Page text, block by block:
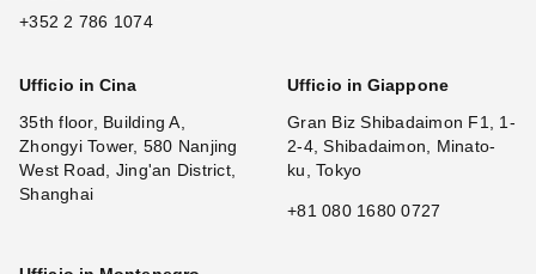
+352 2 786 1074
Ufficio in Cina
35th floor, Building A,
Zhongyi Tower, 580 Nanjing
West Road, Jing'an District,
Shanghai
Ufficio in Giappone
Gran Biz Shibadaimon F1, 1-
2-4, Shibadaimon, Minato-
ku, Tokyo
+81 080 1680 0727